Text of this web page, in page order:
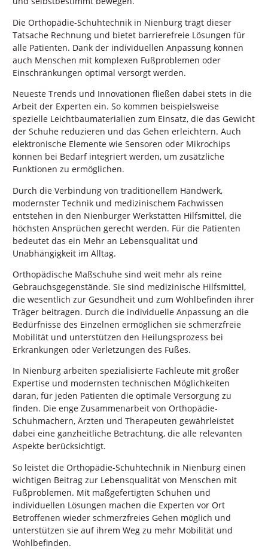
Die Orthopädie-Schuhtechnik in Nienburg trägt dieser
Tatsache Rechnung und bietet barrierefreie Lösungen für
alle Patienten. Dank der individuellen Anpassung können
auch Menschen mit komplexen Fußproblemen oder
Einschränkungen optimal versorgt werden.
Neueste Trends und Innovationen fließen dabei stets in die
Arbeit der Experten ein. So kommen beispielsweise
spezielle Leichtbaumaterialien zum Einsatz, die das Gewicht
der Schuhe reduzieren und das Gehen erleichtern. Auch
elektronische Elemente wie Sensoren oder Mikrochips
können bei Bedarf integriert werden, um zusätzliche
Funktionen zu ermöglichen.
Durch die Verbindung von traditionellem Handwerk,
modernster Technik und medizinischem Fachwissen
entstehen in den Nienburger Werkstätten Hilfsmittel, die
höchsten Ansprüchen gerecht werden. Für die Patienten
bedeutet das ein Mehr an Lebensqualität und
Unabhängigkeit im Alltag.
Orthopädische Maßschuhe sind weit mehr als reine
Gebrauchsgegenstände. Sie sind medizinische Hilfsmittel,
die wesentlich zur Gesundheit und zum Wohlbefinden ihrer
Träger beitragen. Durch die individuelle Anpassung an die
Bedürfnisse des Einzelnen ermöglichen sie schmerzfreie
Mobilität und unterstützen den Heilungsprozess bei
Erkrankungen oder Verletzungen des Fußes.
In Nienburg arbeiten spezialisierte Fachleute mit großer
Expertise und modernsten technischen Möglichkeiten
daran, für jeden Patienten die optimale Versorgung zu
finden. Die enge Zusammenarbeit von Orthopädie-
Schuhmachern, Ärzten und Therapeuten gewährleistet
dabei eine ganzheitliche Betrachtung, die alle relevanten
Aspekte berücksichtigt.
So leistet die Orthopädie-Schuhtechnik in Nienburg einen
wichtigen Beitrag zur Lebensqualität von Menschen mit
Fußproblemen. Mit maßgefertigten Schuhen und
individuellen Lösungen machen die Experten vor Ort
Betroffenen wieder schmerzfreies Gehen möglich und
unterstützen sie auf ihrem Weg zu mehr Mobilität und
Wohlbefinden.